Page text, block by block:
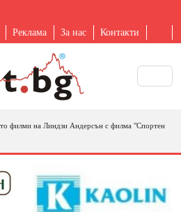
Реклама За нас Контакти
филми на Линдзи Андерсън с филма "Спортен